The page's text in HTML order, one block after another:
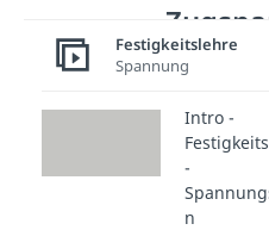
Die
zeigen
es
Festigkeitslehre
Spannung
Intro -
-
n